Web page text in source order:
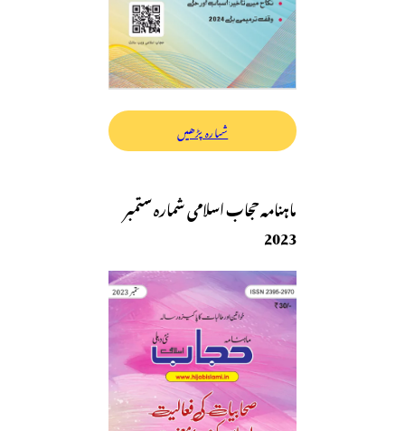
شمارہ پڑھیں
ماہنامہ حجاب اسلامی شمارہ ستمبر
2023